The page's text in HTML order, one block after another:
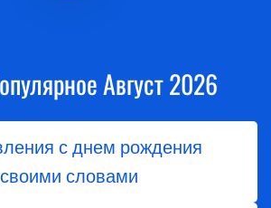
Август 2026
с днем рождения
своими словами